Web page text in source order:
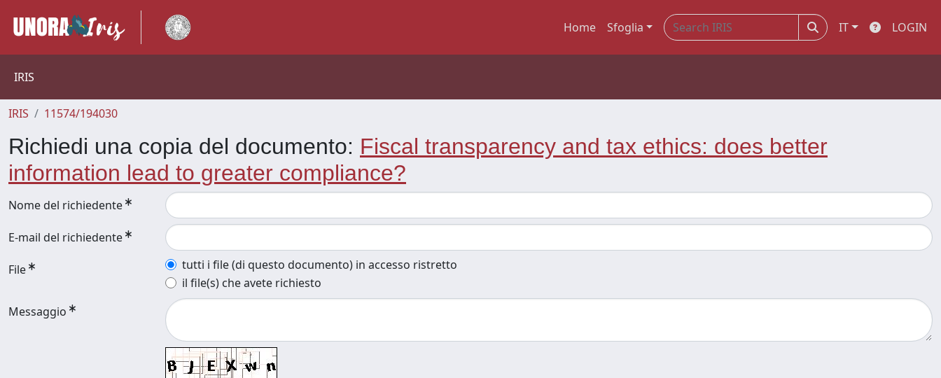
Home Sfoglia IT LOGIN
IRIS
IRIS 11574/194030
Richiedi una copia del documento: Fiscal transparency and tax ethics: does better
information lead to greater compliance?
Nome del richiedente
E-mail del richiedente
File
tutti i file (di questo documento) in accesso ristretto
il file(s) che avete richiesto
Messaggio